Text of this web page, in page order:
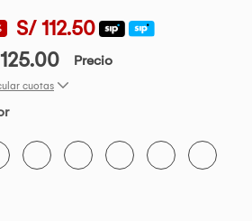
S/ 112.50
Precio
cuotas